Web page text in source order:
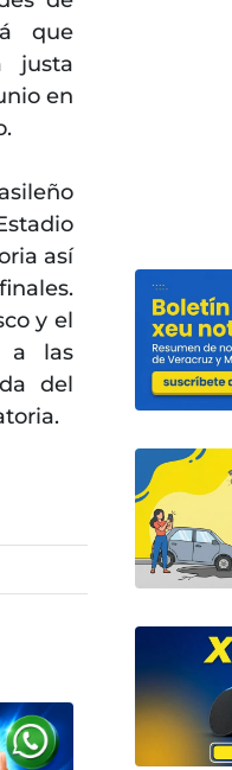
que
justa
en
así
y el
a las
del